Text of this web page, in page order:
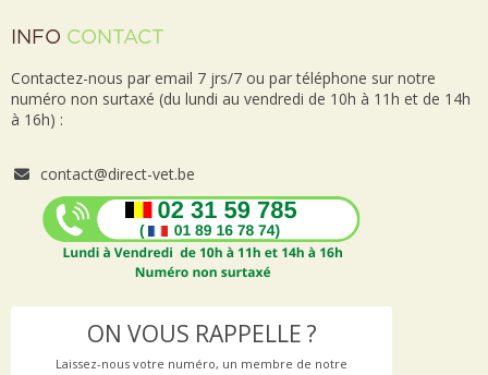
INFO CONTACT
Contactez-nous par email 7 jrs/7 ou par téléphone sur notre
numéro non surtaxé (du lundi au vendredi de 10h à 11h et de 14h
à 16h) :
contact@direct-vet.be
ON VOUS RAPPELLE ?
Laissez-nous votre numéro, un membre de notre